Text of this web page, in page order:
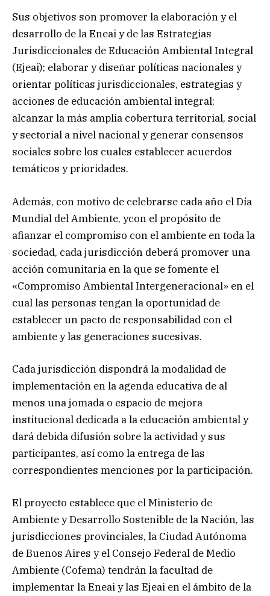
Sus objetivos son promover la elaboración y el
desarrollo de la Eneai y de las Estrategias
Jurisdiccionales de Educación Ambiental Integral
(Ejeai); elaborar y diseñar políticas nacionales y
orientar políticas jurisdiccionales, estrategias y
acciones de educación ambiental integral;
alcanzar la más amplia cobertura territorial, social
y sectorial a nivel nacional y generar consensos
sociales sobre los cuales establecer acuerdos
temáticos y prioridades.
Además, con motivo de celebrarse cada año el Día
Mundial del Ambiente, ycon el propósito de
afianzar el compromiso con el ambiente en toda la
sociedad, cada jurisdicción deberá promover una
acción comunitaria en la que se fomente el
«Compromiso Ambiental Intergeneracional» en el
cual las personas tengan la oportunidad de
establecer un pacto de responsabilidad con el
ambiente y las generaciones sucesivas.
Cada jurisdicción dispondrá la modalidad de
implementación en la agenda educativa de al
menos una jomada o espacio de mejora
institucional dedicada a la educación ambiental y
dará debida difusión sobre la actividad y sus
participantes, así como la entrega de las
correspondientes menciones por la participación.
El proyecto establece que el Ministerio de
Ambiente y Desarrollo Sostenible de la Nación, las
jurisdicciones provinciales, la Ciudad Autónoma
de Buenos Aires y el Consejo Federal de Medio
Ambiente (Cofema) tendrán la facultad de
implementar la Eneai y las Ejeai en el ámbito de la